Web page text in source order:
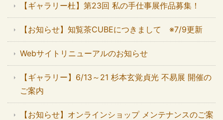
【ギャラリー杜】第23回 私の手仕事展作品募集！
【お知らせ】知覧茶CUBEにつきまして ※7/9更新
Webサイトリニューアルのお知らせ
【ギャラリー】6/13～21 杉本玄覚貞光 不易展 開催の
ご案内
【お知らせ】オンラインショップ メンテナンスのご案